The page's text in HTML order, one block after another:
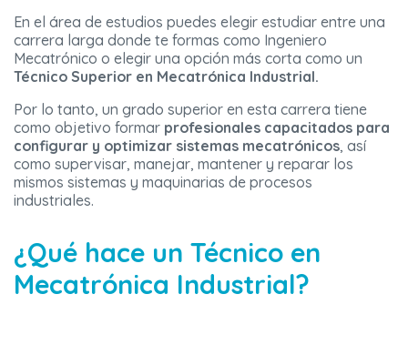
En el área de estudios puedes elegir estudiar entre una
carrera larga donde te formas como Ingeniero
Mecatrónico o elegir una opción más corta como un
Técnico Superior en Mecatrónica Industrial.
Por lo tanto, un grado superior en esta carrera tiene
como objetivo formar profesionales capacitados para
configurar y optimizar sistemas mecatrónicos, así
como supervisar, manejar, mantener y reparar los
mismos sistemas y maquinarias de procesos
industriales.
¿Qué hace un Técnico en
Mecatrónica Industrial?